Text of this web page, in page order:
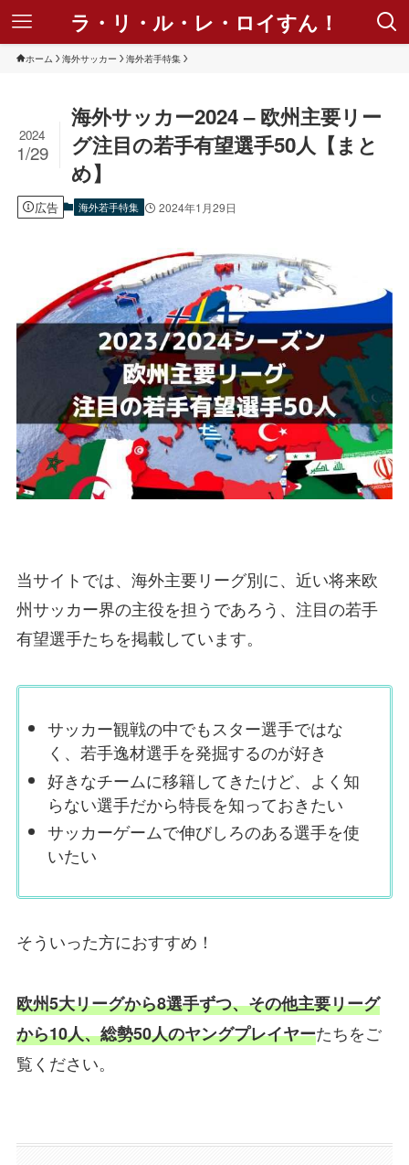
ラ・リ・ル・レ・ロイすん！
ホーム 海外サッカー 海外若手特集
海外サッカー2024 – 欧州主要リー
グ注目の若手有望選手50人【まと
め】
2024
1/29
広告 海外若手特集 2024年1月29日
当サイトでは、海外主要リーグ別に、 近い将来欧
州サッカー界の主役を担うであろう、注目の若手
有望選手たちを掲載しています。
サッカー観戦の中でもスター選手ではな
く、若手逸材選手を発掘するのが好き
好きなチームに移籍してきたけど、よく知
らない選手だから特長を知っておきたい
サッカーゲームで伸びしろのある選手を使
いたい
そういった方におすすめ！
欧州5大リーグから8選手ずつ、その他主要リーグ
から10人、総勢50人のヤングプレイヤーたちをご
覧ください。